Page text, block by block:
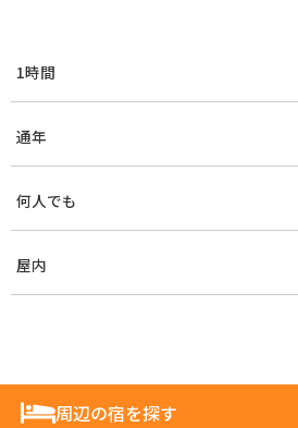
1時間
通年
何人でも
屋内
周辺の宿を探す